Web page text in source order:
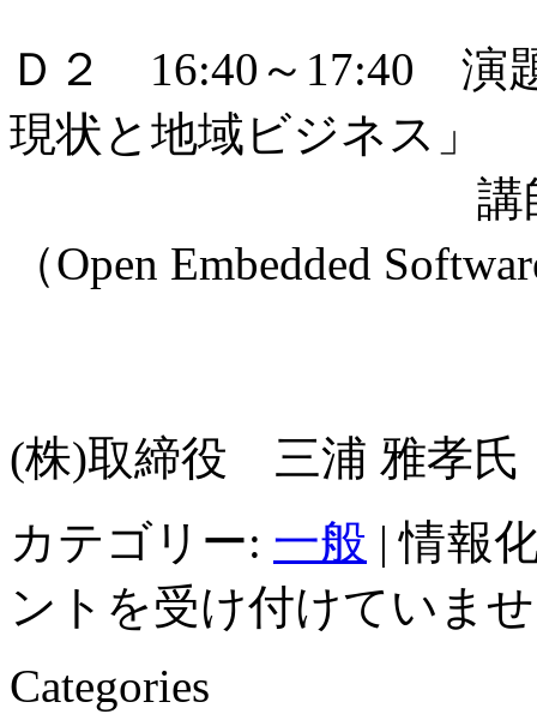
Ｄ２ 16:40～17:40 演
現状と地域ビジネス」
講師：一般
（Open Embedded
(株)取締役 三浦 雅孝氏
カテゴリー: 一般 |情報
ントを受け付けていま
Categories